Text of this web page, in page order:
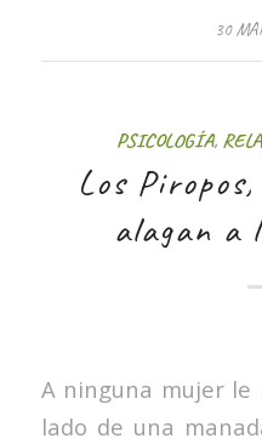
30
PSICOLOGÍA,
Los
alagan a
A ninguna mujer le
lado de una